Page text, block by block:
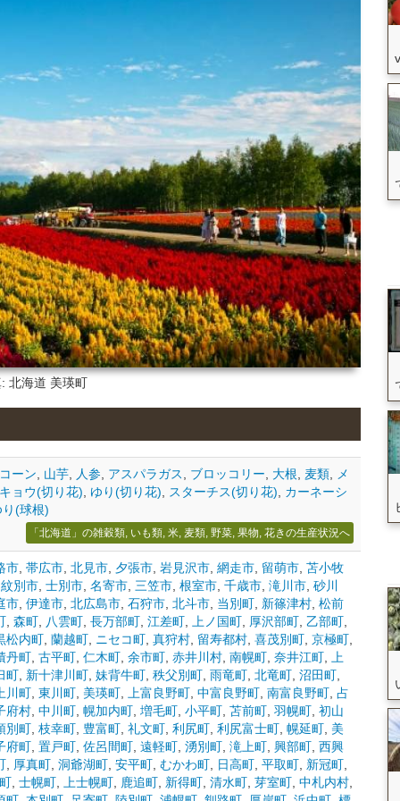
北海道 美瑛町
ーン, 山芋, 人参, アスパラガス, ブロッコリー, 大根, 麦類, メ
ョウ(切り花), ゆり(切り花), スターチス(切り花), カーネーシ
り(球根)
「北海道」の雑穀類, いも類, 米, 麦類, 野菜, 果物, 花きの生産状況へ
市, 帯広市, 北見市, 夕張市, 岩見沢市, 網走市, 留萌市, 苫小牧
紋別市, 士別市, 名寄市, 三笠市, 根室市, 千歳市, 滝川市, 砂川
市, 伊達市, 北広島市, 石狩市, 北斗市, 当別町, 新篠津村, 松前
, 森町, 八雲町, 長万部町, 江差町, 上ノ国町, 厚沢部町, 乙部町,
松内町, 蘭越町, ニセコ町, 真狩村, 留寿都村, 喜茂別町, 京極町,
丹町, 古平町, 仁木町, 余市町, 赤井川村, 南幌町, 奈井江町, 上
町, 新十津川町, 妹背牛町, 秩父別町, 雨竜町, 北竜町, 沼田町,
川町, 東川町, 美瑛町, 上富良野町, 中富良野町, 南富良野町, 占
府村, 中川町, 幌加内町, 増毛町, 小平町, 苫前町, 羽幌町, 初山
別町, 枝幸町, 豊富町, 礼文町, 利尻町, 利尻富士町, 幌延町, 美
府町, 置戸町, 佐呂間町, 遠軽町, 湧別町, 滝上町, 興部町, 西興
, 厚真町, 洞爺湖町, 安平町, むかわ町, 日高町, 平取町, 新冠町,
, 士幌町, 上士幌町, 鹿追町, 新得町, 清水町, 芽室町, 中札内村,